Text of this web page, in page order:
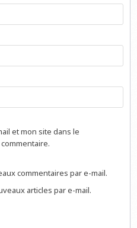
et mon site dans le
commentaires par e-mail.
articles par e-mail.